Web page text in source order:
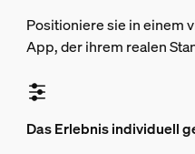
Positioniere sie in einem
App, der ihrem realen
Das Erlebnis individuell